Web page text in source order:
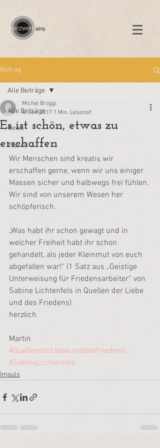
Beitrag
Alle Beiträge
News
Impuls
Alle Beiträge
Es ist schön, etwas zu
erschaffen
Michel Broggi
4. Jan. 2017 1 Min. Lesezeit
Wir Menschen sind kreativ, wir
erschaffen gerne, wenn wir uns einiger
Massen sicher und halbwegs frei fühlen.
Wir sind von unserem Wesen her
schöpferisch.
„Was habt ihr schon gewagt und in
welcher Freiheit habt ihr schon
gehandelt, als jeder Kleinmut von euch
abgefallen war!“ (1 Satz aus „Geistige
Unterweisung für Friedensarbeiter“ von
Sabine Lichtenfels in Quellen der Liebe
und des Friedens)
herzlich
Martin
#QuellenderLiebeunddesFriedens
#SabineLichtenfels
Impuls